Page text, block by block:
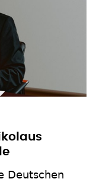
Deutschen